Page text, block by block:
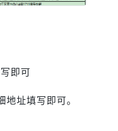
即可
址填写即可。